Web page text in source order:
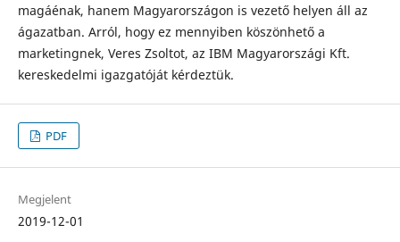
magáénak, hanem Magyarországon is vezető helyen áll az
ágazatban. Arról, hogy ez mennyiben köszönhető a
marketingnek, Veres Zsoltot, az IBM Magyarországi Kft.
kereskedelmi igazgatóját kérdeztük.
PDF
Megjelent
2019-12-01